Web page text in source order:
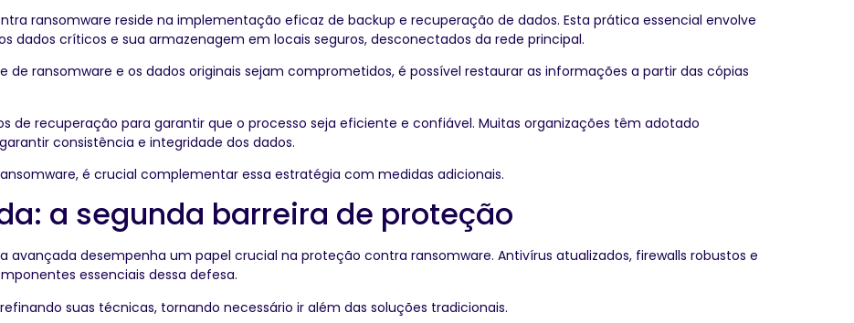
ransomware reside na implementação eficaz de backup e recuperação de dados. Esta prática essencial envolve
dados críticos e sua armazenagem em locais seguros, desconectados da rede principal.
ransomware e os dados originais sejam comprometidos, é possível restaurar as informações a partir das cópias
de recuperação para garantir que o processo seja eficiente e confiável. Muitas organizações têm adotado
consistência e integridade dos dados.
é crucial complementar essa estratégia com medidas adicionais.
a segunda barreira de proteção
avançada desempenha um papel crucial na proteção contra ransomware. Antivírus atualizados, firewalls robustos e
essenciais dessa defesa.
suas técnicas, tornando necessário ir além das soluções tradicionais.